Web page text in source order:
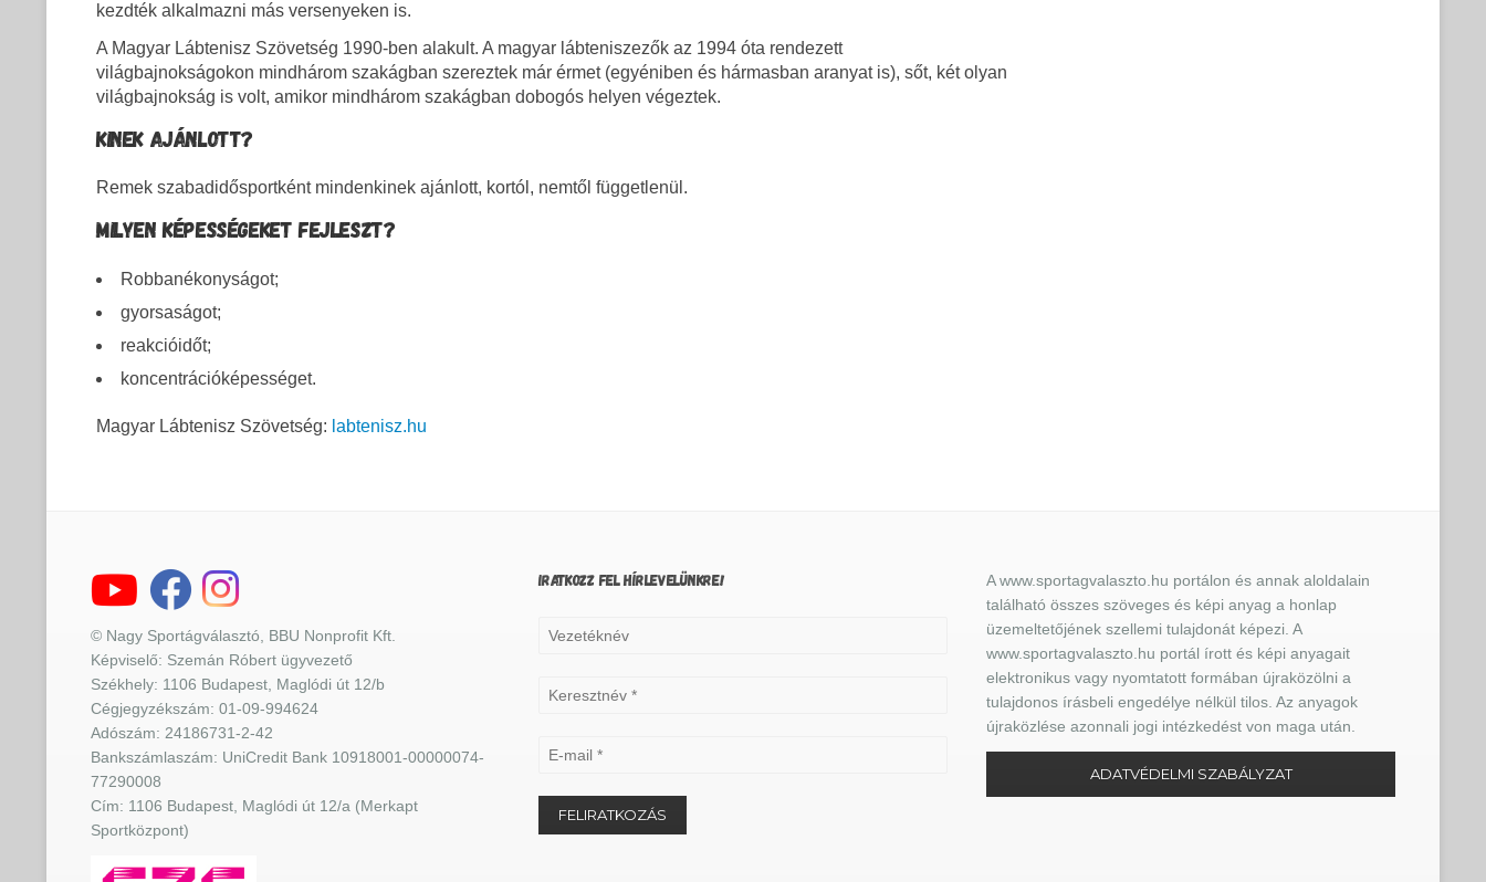
kezdték alkalmazni más versenyeken is.
A Magyar Lábtenisz Szövetség 1990-ben alakult. A magyar lábteniszezők az 1994 óta rendezett
világbajnokságokon mindhárom szakágban szereztek már érmet (egyéniben és hármasban aranyat is), sőt, két olyan
világbajnokság is volt, amikor mindhárom szakágban dobogós helyen végeztek.
KINEK AJÁNLOTT?
Remek szabadidősportként mindenkinek ajánlott, kortól, nemtől függetlenül.
MILYEN KÉPESSÉGEKET FEJLESZT?
Robbanékonyságot;
gyorsaságot;
reakcióidőt;
koncentrációképességet.
Magyar Lábtenisz Szövetség: labtenisz.hu
© Nagy Sportágválasztó, BBU Nonprofit Kft.
Képviselő: Szemán Róbert ügyvezető
Székhely: 1106 Budapest, Maglódi út 12/b
Cégjegyzékszám: 01-09-994624
Adószám: 24186731-2-42
Bankszámlaszám: UniCredit Bank 10918001-00000074-
77290008
Cím: 1106 Budapest, Maglódi út 12/a (Merkapt
Sportközpont)
IRATKOZZ FEL HÍRLEVELÜNKRE!
A www.sportagvalaszto.hu portálon és annak aloldalain
található összes szöveges és képi anyag a honlap
üzemeltetőjének szellemi tulajdonát képezi. A
www.sportagvalaszto.hu portál írott és képi anyagait
elektronikus vagy nyomtatott formában újraközölni a
tulajdonos írásbeli engedélye nélkül tilos. Az anyagok
újraközlése azonnali jogi intézkedést von maga után.
ADATVÉDELMI SZABÁLYZAT